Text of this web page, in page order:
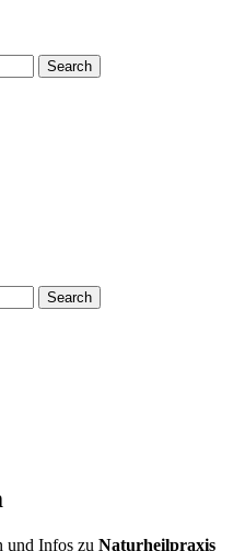
Search
Search
und Infos zu Naturheilpraxis